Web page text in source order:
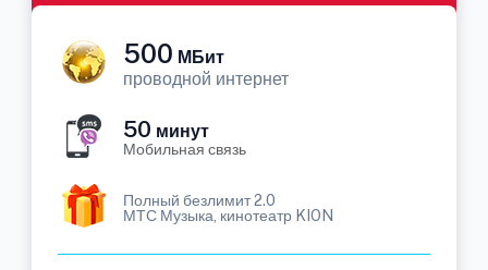
500 МБит
проводной интернет
50 минут
Мобильная связь
Полный безлимит 2.0
МТС Музыка, кинотеатр KION